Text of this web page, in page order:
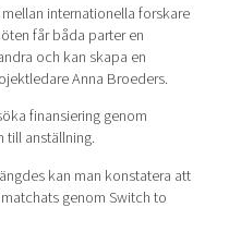
internationella forskare
får båda parter en
och kan skapa en
Anna Broeders.
finansiering genom
till anställning.
kan man konstatera att
genom Switch to